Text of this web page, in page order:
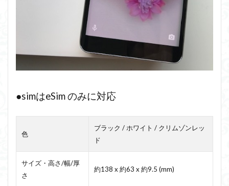
●simはeSim のみに対応
色
ブラック / ホワイト / クリムゾンレッ
ド
サイズ・高さ/幅/厚
さ
約138 x 約63 x 約9.5 (mm)